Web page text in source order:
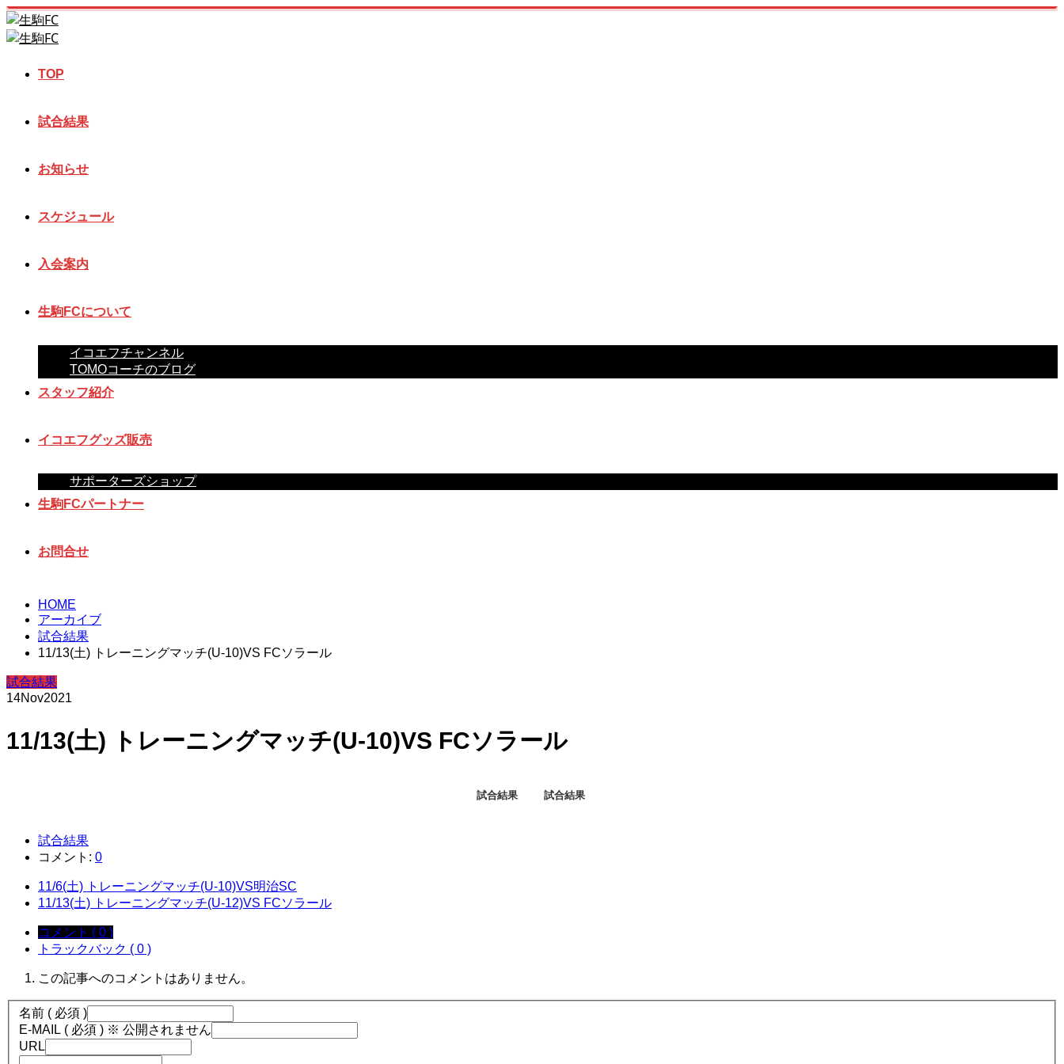
TOP
試合結果
お知らせ
スケジュール
入会案内
生駒FCについて
イコエフチャンネル
TOMOコーチのブログ
スタッフ紹介
イコエフグッズ販売
サポーターズショップ
生駒FCパートナー
お問合せ
HOME
アーカイブ
試合結果
11/13(土) トレーニングマッチ(U-10)VS FCソラール
試合結果
14Nov2021
11/13(土) トレーニングマッチ(U-10)VS FCソラール
試合結果 試合結果
試合結果
コメント: 0
11/6(土) トレーニングマッチ(U-10)VS明治SC
11/13(土) トレーニングマッチ(U-12)VS FCソラール
コメント ( 0 )
トラックバック ( 0 )
この記事へのコメントはありません。
名前 ( 必須 )
E-MAIL ( 必須 ) ※ 公開されません
URL